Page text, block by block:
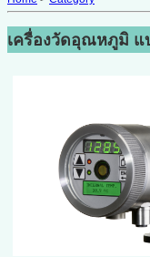
เครื่องวัดอุณหภูมิ แ